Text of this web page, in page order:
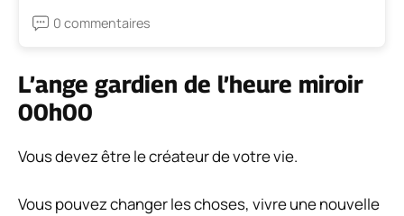
0 commentaires
L’ange gardien de l’heure miroir
00h00
Vous devez être le créateur de votre vie.
Vous pouvez changer les choses, vivre une nouvelle